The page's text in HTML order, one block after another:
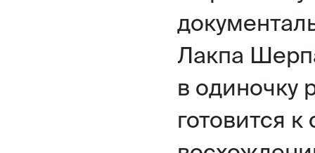
Лакпа
в одиночку
готовится